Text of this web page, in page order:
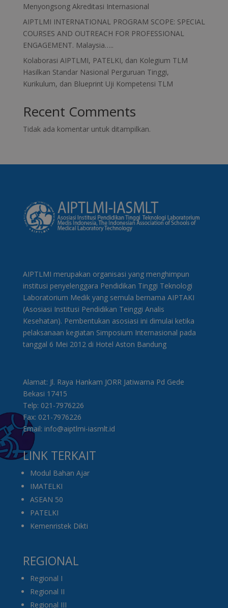
Menyongsong Akreditasi Internasional
AIPTLMI INTERNATIONAL PROGRAM SCOPE: SPECIAL
COURSES AND OUTREACH FOR PROFESSIONAL
ENGAGEMENT. Malaysia…..
Kolaborasi AIPTLMI, PATELKI, dan Kolegium TLM
Hasilkan Standar Nasional Perguruan Tinggi,
Kurikulum, dan Blueprint Uji Kompetensi TLM
Recent Comments
Tidak ada komentar untuk ditampilkan.
AIPTLMI merupakan organisasi yang menghimpun
institusi penyelenggara Pendidikan Tinggi Teknologi
Laboratorium Medik yang semula bernama AIPTAKI
(Asosiasi Institusi Pendidikan Teinggi Analis
Kesehatan). Pembentukan asosiasi ini dimulai ketika
pelaksanaan kegiatan Simposium Internasional pada
tanggal 6 Mei 2012 di Hotel Aston Bandung
Alamat: Jl. Raya Hankam JORR Jatiwarna Pd Gede
Bekasi 17415
Telp: 021-7976226
Fax: 021-7976226
Email: info@aiptlmi-iasmlt.id
LINK TERKAIT
Modul Bahan Ajar
IMATELKI
ASEAN 50
PATELKI
Kemenristek Dikti
REGIONAL
Regional I
Regional II
Regional III